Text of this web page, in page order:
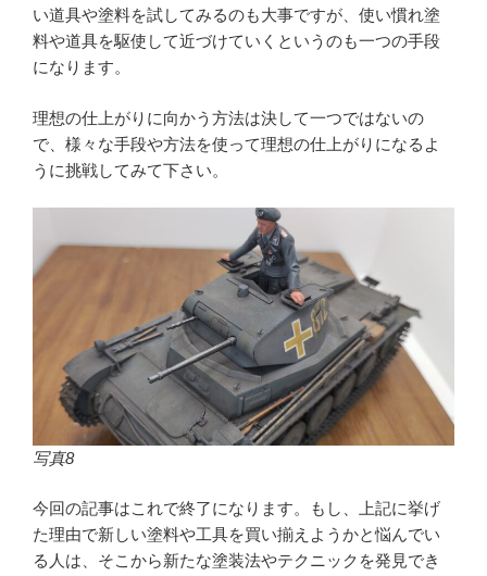
い道具や塗料を試してみるのも大事ですが、使い慣れ塗
料や道具を駆使して近づけていくというのも一つの手段
になります。
理想の仕上がりに向かう方法は決して一つではないの
で、様々な手段や方法を使って理想の仕上がりになるよ
うに挑戦してみて下さい。
写真8
今回の記事はこれで終了になります。もし、上記に挙げ
た理由で新しい塗料や工具を買い揃えようかと悩んでい
る人は、そこから新たな塗装法やテクニックを発見でき